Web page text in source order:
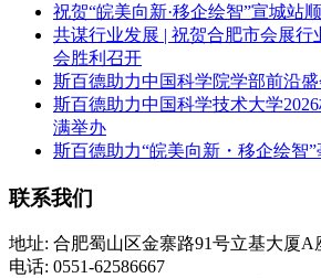
祝贺“皖美向新·移企绘智”宣城站
共谋行业发展 | 祝贺合肥市会展行
会胜利召开
斯百德助力中国科学院学部前沿盛
斯百德助力中国科学技术大学
满举办
斯百德助力“皖美向新・移企绘智
联系我们
地址: 合肥蜀山区金寨路91号立基大厦A
电话: 0551-62586667